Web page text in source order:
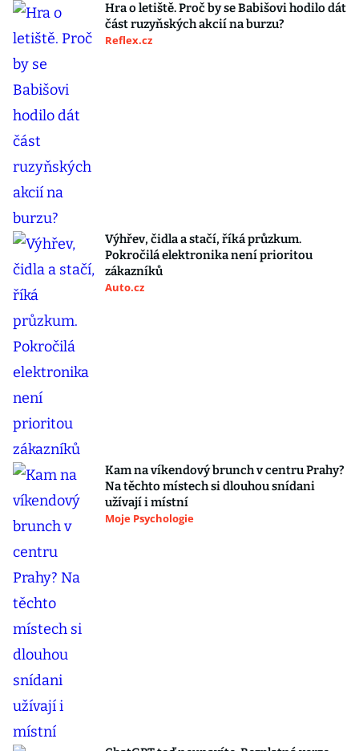
Hra o letiště. Proč by se Babišovi hodilo dát
část ruzyňských akcií na burzu?
Reflex.cz
Výhřev, čidla a stačí, říká průzkum.
Pokročilá elektronika není prioritou
zákazníků
Auto.cz
Kam na víkendový brunch v centru Prahy?
Na těchto místech si dlouhou snídani
užívají i místní
Moje Psychologie